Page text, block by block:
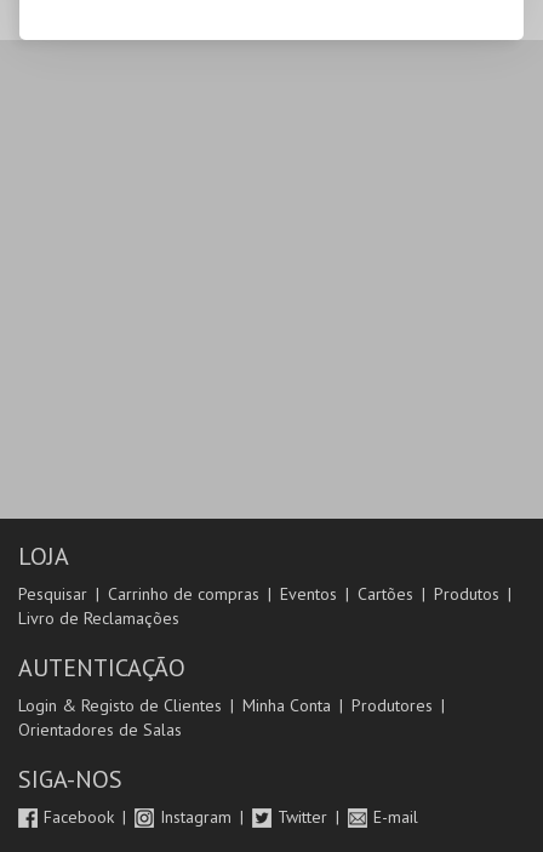
LOJA
Pesquisar Carrinho de compras Eventos Cartões
Produtos
Livro de Reclamações
AUTENTICAÇÃO
Login & Registo de Clientes Minha Conta
Produtores
Orientadores de Salas
SIGA-NOS
Facebook Instagram Twitter E-mail